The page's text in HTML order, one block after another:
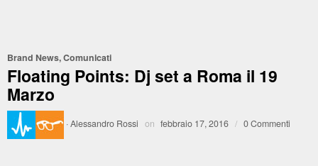
Brand News,Comunicati
Floating Points: Dj set a Roma il 19
Marzo
·Alessandro Rossi on febbraio 17, 2016 / 0 Commenti